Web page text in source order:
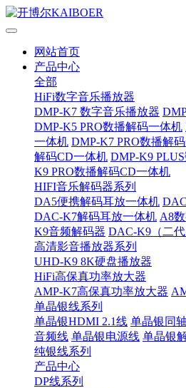
网站首页
产品中心
全部
HiFi数字音乐播放器
DMP-K7 数字音乐播放器
DMP-K5 PRO数播解码一体机
一体机 DMP-K7 PRO数播解
解码CD一体机 DMP-K9
K9 PRO数播解码CD一体机
HIFI音乐解码器系列
DA5便携解码耳放一体机
DAC-K7解码耳放一体机 A8
K9音频解码器 DAC-K9（二
高清影音播放器系列
UHD-K9 8K硬盘播放器
HiFi高保真功率放大器
AMP-K7高保真功率放大器
单晶银线系列
单晶银HDMI 2.1线 单晶银同
音频线 单晶银电源线 单晶银
纯银线系列
产品中心
DP线系列